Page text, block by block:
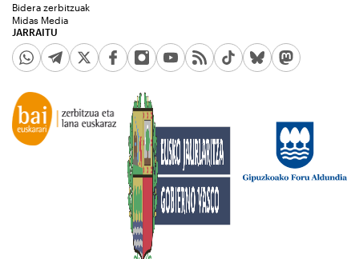
JARRAITU
Bidera zerbitzuak
Midas Media